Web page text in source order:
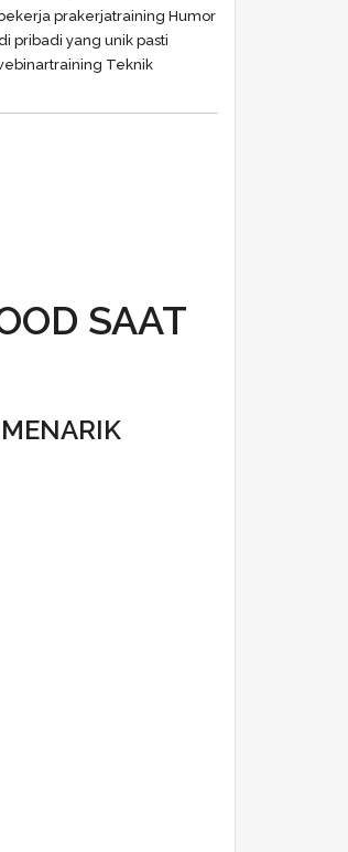
prakerjatraining Humor
pribadi yang unik pasti
training Teknik
SAAT